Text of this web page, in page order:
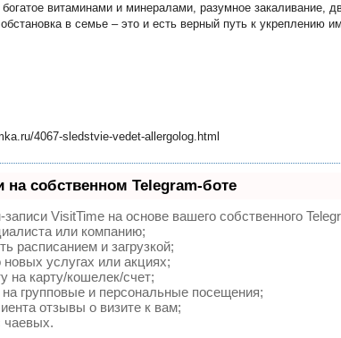
витаминами и минералами, разумное закаливание,
обстановка в семье – это и есть верный путь к укреплению
4067-sledstvie-vedet-allergolog.html
на собственном Telegram-боте
VisitTime на основе вашего собственного
или компанию;
расписанием и загрузкой;
услугах или акциях;
на карту/кошелек/счет;
групповые и персональные посещения;
отзывы о визите к вам;
чаевых.